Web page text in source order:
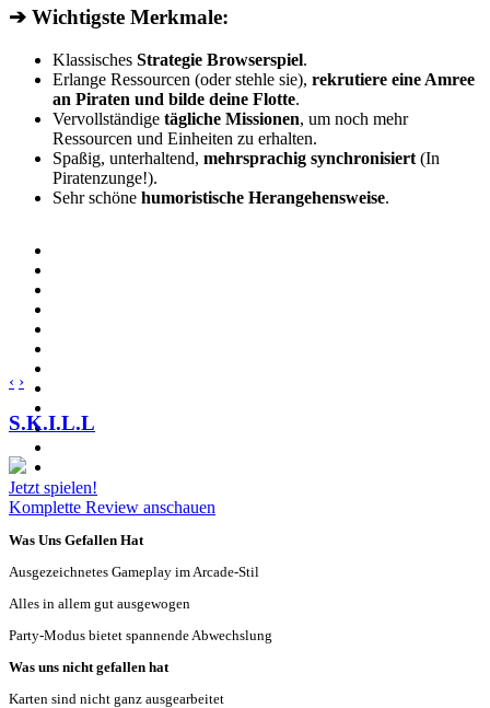
➔ Wichtigste Merkmale:
Klassisches Strategie Browserspiel.
Erlange Ressourcen (oder stehle sie), rekrutiere eine Amree
an Piraten und bilde deine Flotte.
Vervollständige tägliche Missionen, um noch mehr
Ressourcen und Einheiten zu erhalten.
Spaßig, unterhaltend, mehrsprachig synchronisiert (In
Piratenzunge!).
Sehr schöne humoristische Herangehensweise.
‹ ›
S.K.I.L.L
Jetzt spielen!
Komplette Review anschauen
Was Uns Gefallen Hat
Ausgezeichnetes Gameplay im Arcade-Stil
Alles in allem gut ausgewogen
Party-Modus bietet spannende Abwechslung
Was uns nicht gefallen hat
Karten sind nicht ganz ausgearbeitet